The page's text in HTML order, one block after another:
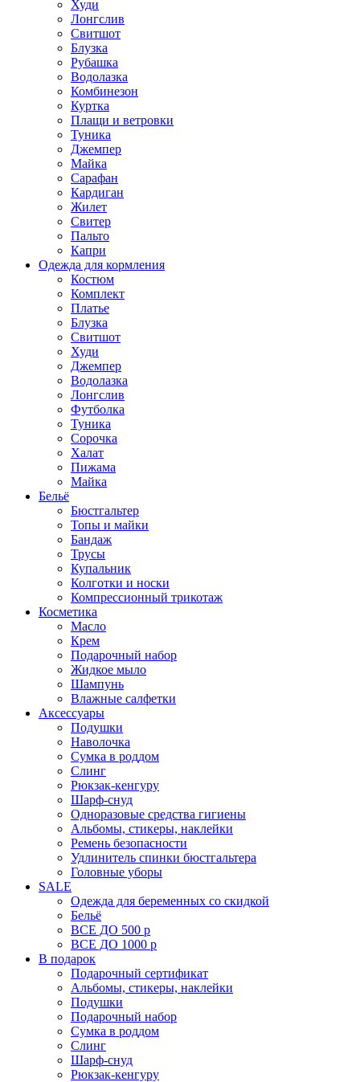
Худи
Лонгслив
Свитшот
Блузка
Рубашка
Водолазка
Комбинезон
Куртка
Плащи и ветровки
Туника
Джемпер
Майка
Сарафан
Кардиган
Жилет
Свитер
Пальто
Капри
Одежда для кормления
Костюм
Комплект
Платье
Блузка
Свитшот
Худи
Джемпер
Водолазка
Лонгслив
Футболка
Туника
Сорочка
Халат
Пижама
Майка
Бельё
Бюстгальтер
Топы и майки
Бандаж
Трусы
Купальник
Колготки и носки
Компрессионный трикотаж
Косметика
Масло
Крем
Подарочный набор
Жидкое мыло
Шампунь
Влажные салфетки
Аксессуары
Подушки
Наволочка
Сумка в роддом
Cлинг
Рюкзак-кенгуру
Шарф-снуд
Одноразовые средства гигиены
Альбомы, стикеры, наклейки
Ремень безопасности
Удлинитель спинки бюстгальтера
Головные уборы
SALE
Одежда для беременных со скидкой
Бельё
ВСЕ ДО 500 р
ВСЕ ДО 1000 р
В подарок
Подарочный сертификат
Альбомы, стикеры, наклейки
Подушки
Подарочный набор
Сумка в роддом
Слинг
Шарф-снуд
Рюкзак-кенгуру